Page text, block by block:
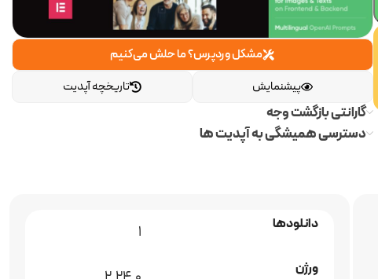
مشکل وردپرس؟ ما حلش می‌کنیم
تاریخچه آپدیت
پیشنمایش
گارانتی بازگشت وجه
دسترسی همیشگی به آپدیت ها
دانلودها 1
ورژن